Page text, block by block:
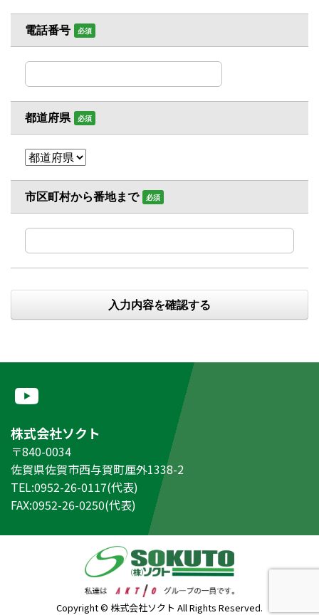
電話番号 必須
都道府県 必須
市区町村から番地まで 必須
株式会社ソクト
〒840-0034
佐賀県佐賀市西与賀町厘外1338-2
TEL:0952-26-0117(代表)
FAX:0952-26-0250(代表)
Copyright © 株式会社ソクト All Rights Reserved.